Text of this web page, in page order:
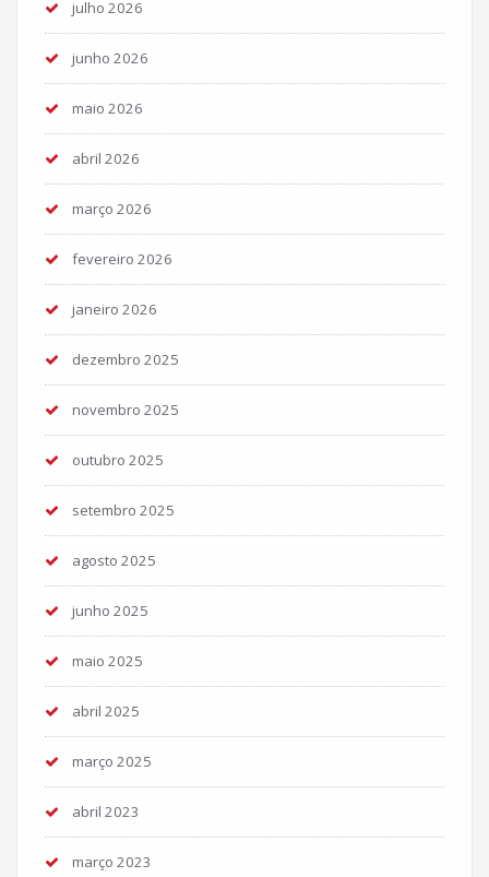
julho 2026
junho 2026
maio 2026
abril 2026
março 2026
fevereiro 2026
janeiro 2026
dezembro 2025
novembro 2025
outubro 2025
setembro 2025
agosto 2025
junho 2025
maio 2025
abril 2025
março 2025
abril 2023
março 2023